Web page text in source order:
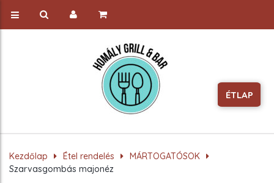
Kezdőlap Étel rendelés
MÁRTOGATÓSOK
Szarvasgombás majonéz
ÉTLAP